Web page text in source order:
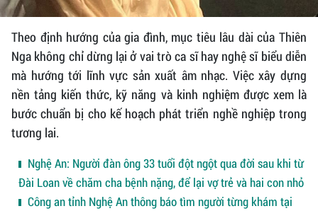
Theo định hướng của gia đình, mục tiêu lâu dài của Thiên
Nga không chỉ dừng lại ở vai trò ca sĩ hay nghệ sĩ biểu diễn
mà hướng tới lĩnh vực sản xuất âm nhạc. Việc xây dựng
nền tảng kiến thức, kỹ năng và kinh nghiệm được xem là
bước chuẩn bị cho kế hoạch phát triển nghề nghiệp trong
tương lai.
Nghệ An: Người đàn ông 33 tuổi đột ngột qua đời sau khi từ
Đài Loan về chăm cha bệnh nặng, để lại vợ trẻ và hai con nhỏ
Công an tỉnh Nghệ An thông báo tìm người từng khám tại